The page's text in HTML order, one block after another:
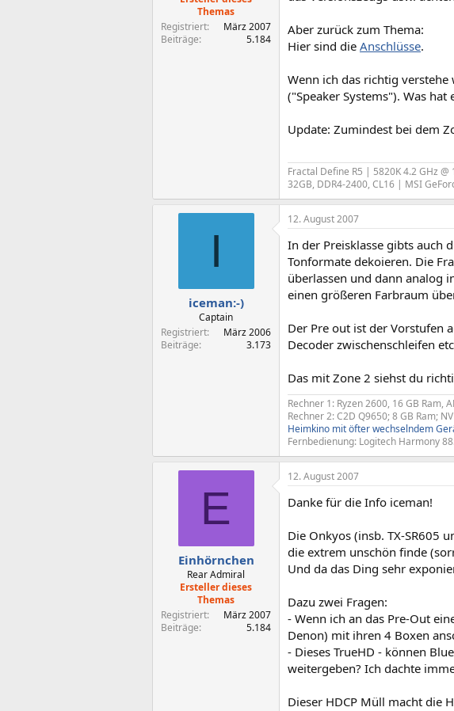
Themas
Registriert
März 2007
Beiträge
5.184
Aber zurück zum Thema:
Hier sind die Anschlüsse.
Wenn ich das richtig verstehe
("Speaker Systems"). Was
Update: Zumindest bei dem
Fractal Define R5 | 5820K 4.2 GHz
32GB, DDR4-2400, CL16 | MSI
I
iceman:-)
Captain
Registriert
März 2006
Beiträge
3.173
12. August 2007
In der Preisklasse gibts auch
Tonformate dekoieren. Die
überlassen und dann analog
einen größeren Farbraum
Der Pre out ist der Vorstufen
Decoder zwischenschleifen
Das mit Zone 2 siehst du
Rechner 1: Ryzen 2600, 16 GB Ram,
Rechner 2: C2D Q9650; 8 GB Ram;
Heimkino mit öfter wechselndem
Fernbedienung: Logitech Harmony
E
Einhörnchen
Rear Admiral
Ersteller dieses
Themas
Registriert
März 2007
Beiträge
5.184
12. August 2007
Danke für die Info iceman!
Die Onkyos (insb. TX-SR605
die extrem unschön finde
Und da das Ding sehr
Dazu zwei Fragen:
- Wenn ich an das Pre-Out
Denon) mit ihren 4 Boxen
- Dieses TrueHD - können
weitergeben? Ich dachte
Dieser HDCP Müll macht die